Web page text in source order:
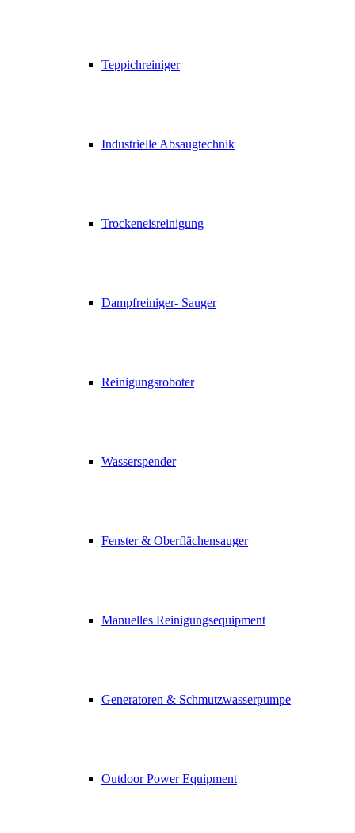
Teppichreiniger
Industrielle Absaugtechnik
Trockeneisreinigung
Dampfreiniger- Sauger
Reinigungsroboter
Wasserspender
Fenster & Oberflächensauger
Manuelles Reinigungsequipment
Generatoren & Schmutzwasserpumpe
Outdoor Power Equipment